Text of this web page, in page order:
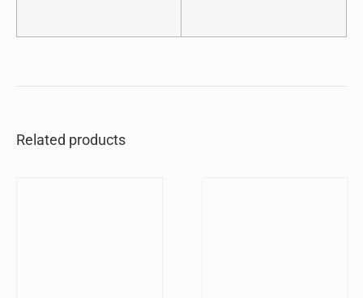
Related products